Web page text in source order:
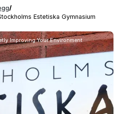
Swedish
Norwegian
French
Estonian
Finnish
Danish
/
Estetiska Gymnasium
Improving Your Environment